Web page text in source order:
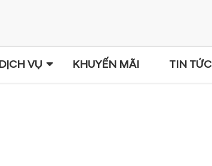
DỊCH VỤ KHUYẾN MÃI TIN TỨC